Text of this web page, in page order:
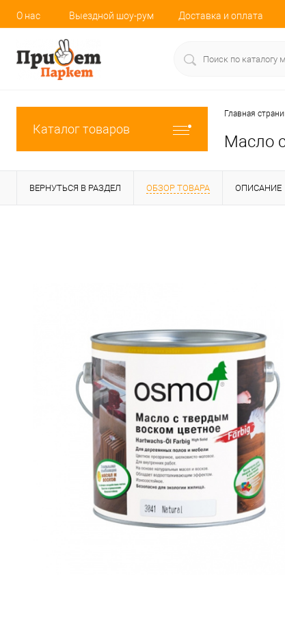
О нас Выездной шоу-рум Доставка и оплата
Каталог товаров
Главная
Масло
ВЕРНУТЬСЯ В РАЗДЕЛ ОБЗОР ТОВАРА ОПИСАНИЕ